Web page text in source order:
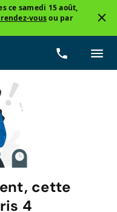
ce samedi 15 août,
vousou par
cette
4